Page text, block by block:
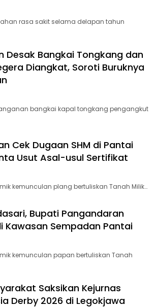
rasa sakit selama delapan tahun
Desak Bangkai Tongkang dan
Diangkat, Soroti Buruknya
bangkai kapal tongkang pengangkut
Cek Dugaan SHM di Pantai
Usut Asal-usul Sertifikat
kemunculan plang bertuliskan Tanah Milik…
Bupati Pangandaran
Kawasan Sempadan Pantai
kemunculan papan bertuliskan Tanah
Saksikan Kejurnas
Derby 2026 di Legokjawa